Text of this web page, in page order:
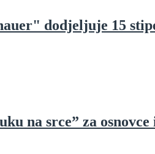
dodjeljuje 15
na srce” za